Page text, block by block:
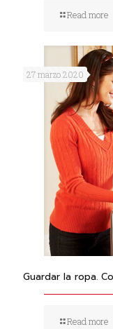
Read more
27 marzo 2020
Guardar la ropa.
Read more